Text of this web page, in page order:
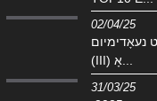
02/04/25
נעאָדימיום
31/03/25